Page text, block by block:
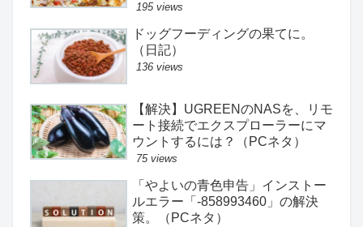
195 views
ドッグフーディングの果てに。
（日記）
136 views
【解決】UGREENのNASを、リモ
ート接続でエクスプローラーにマ
ウントするには？（PCネタ）
75 views
「やよいの青色申告」インストー
ルエラー「-858993460」の解決
策。（PCネタ）